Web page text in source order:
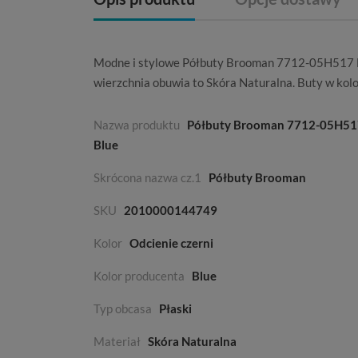
Modne i stylowe Półbuty Brooman 7712-05H517
wierzchnia obuwia toSkóra Naturalna. Buty w
Nazwa produktu
Półbuty Brooman 7712-
Blue
Skrócona nazwa cz.1 Półbuty Brooman
SKU 2010000144749
Kolor Odcienie czerni
Kolor producenta Blue
Typ obcasa Płaski
Materiał Skóra Naturalna